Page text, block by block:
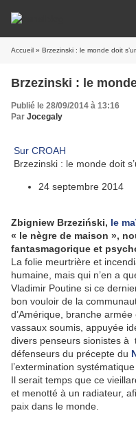
Accueil » Brzezinski : le monde doit
Brzezinski : le
Publié le 28/09/2014 à 13:16
Par Jocegaly
Sur CROAH
Brzezinski : le monde doit
24 septembre 2014
Zbigniew Brzeziński, le
« le nègre de maison »,
fantasmagorique et
La folie meurtrière et
humaine, mais qui n’en a
Vladimir Poutine si ce
bon vouloir de la
d’Amérique, branche
vassaux soumis, appuyée
divers penseurs sionistes à
défenseurs du précepte du
l’extermination
Il serait temps que ce
et menotté à un radiateur,
paix dans le monde.